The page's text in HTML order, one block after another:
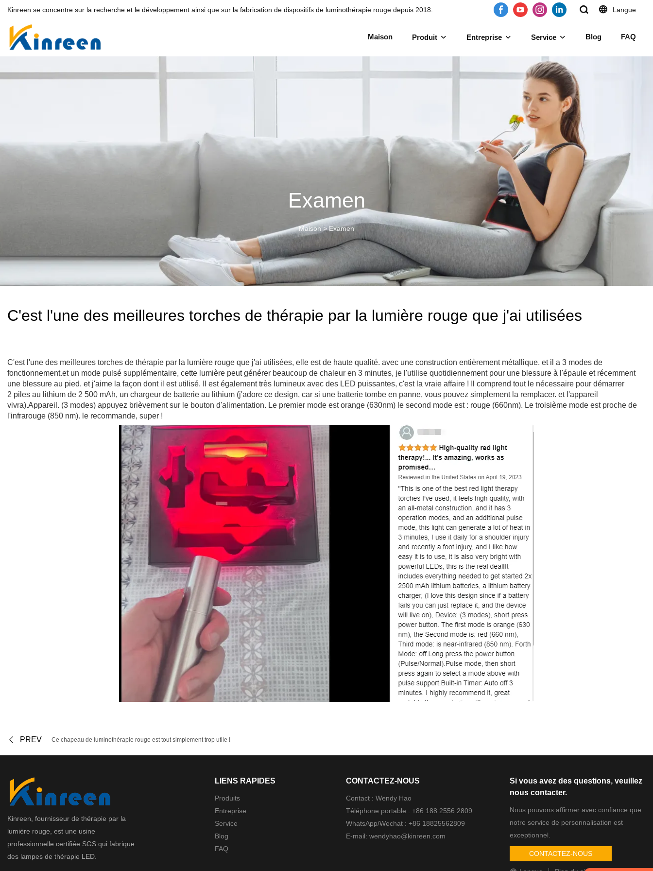
Kinreen se concentre sur la recherche et le développement ainsi que sur la fabrication de dispositifs de luminothérapie rouge depuis 2018. Langue
Maison Produit Entreprise Service Blog FAQ
Examen
Maison > Examen
C'est l'une des meilleures torches de thérapie par la lumière rouge que j'ai utilisées
C'est l'une des meilleures torches de thérapie par la lumière rouge que j'ai utilisées, elle est de haute qualité. avec une construction entièrement métallique. et il a 3 modes de
fonctionnement.et un mode pulsé supplémentaire, cette lumière peut générer beaucoup de chaleur en 3 minutes, je l'utilise quotidiennement pour une blessure à l'épaule et récemment
une blessure au pied. et j'aime la façon dont il est utilisé. Il est également très lumineux avec des LED puissantes, c'est la vraie affaire ! Il comprend tout le nécessaire pour démarrer
2 piles au lithium de 2 500 mAh, un chargeur de batterie au lithium (j'adore ce design, car si une batterie tombe en panne, vous pouvez simplement la remplacer. et l'appareil
vivra).Appareil. (3 modes) appuyez brièvement sur le bouton d'alimentation. Le premier mode est orange (630nm) le second mode est : rouge (660nm). Le troisième mode est proche de
l'infrarouge (850 nm). le recommande, super !
PREV Ce chapeau de luminothérapie rouge est tout simplement trop utile !
Kinreen, fournisseur de thérapie par la
lumière rouge, est une usine
professionnelle certifiée SGS qui fabrique
des lampes de thérapie LED.
LIENS RAPIDES
Produits
Entreprise
Service
Blog
FAQ
CONTACTEZ-NOUS
Contact : Wendy Hao
Téléphone portable : +86 188 2556 2809
WhatsApp/Wechat : +86 18825562809
E-mail: wendyhao@kinreen.com
Si vous avez des questions, veuillez
nous contacter.
Nous pouvons affirmer avec confiance que
notre service de personnalisation est
exceptionnel.
CONTACTEZ-NOUS